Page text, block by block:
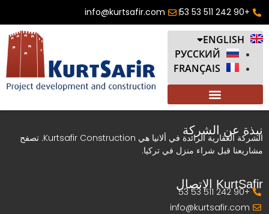
+90 242 511 53 53
info@kurtsafir.com
ENGLISH
РУССКИЙ
FRANÇAIS
نبذة عن الشركة
الشركة العقارية الرائدة في ألانيا هي Kurtsafir Construction. تصفح
مشاريعنا قبل شراء منزل في تركيا.
KurtSafir الاتصال
+90 242 511 53 53
info@kurtsafir.com